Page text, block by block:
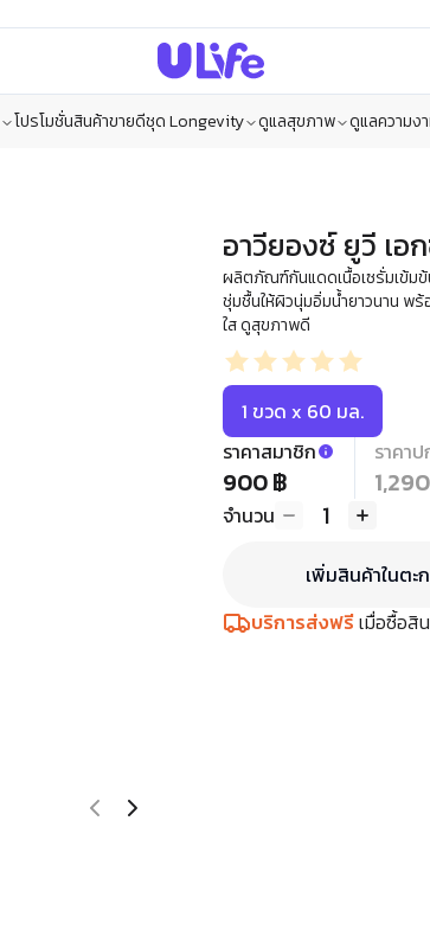
โปรโมชั่นสินค้าขายดีชุด Longevity ดูแลสุขภาพ ดูแลความง
อาวียองซ์ ยูวี เอ
ผลิตภัณฑ์กันแดดเนื้อเซรั่มเข้มข้
ชุ่มชื้นให้ผิวนุ่มอิ่มน้ำยาวนาน พ
ใส ดูสุขภาพดี
1 ขวด x 60 มล.
ราคาสมาชิก
900 ฿
ราคา
จำนวน 1
เพิ่มสินค้าในตะ
บริการส่งฟรีเมื่อซื้อสิ